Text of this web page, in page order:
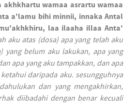
akhkhartu wamaa asrartu wamaa
a'lamu bihi minnii, innaka Antal
laa ilaaha illaa Anta'
aku atas (dosa) apa yang telah aku
yang belum aku lakukan, apa yang
apa yang aku tampakkan, dan apa
daripada aku. sesungguhnya
dan yang mengakhirkan,
diibadahi dengan benar kecuali